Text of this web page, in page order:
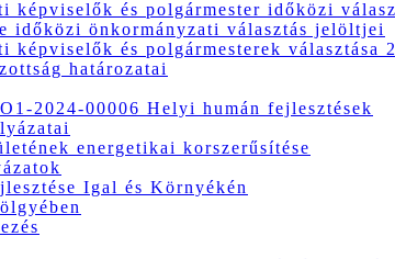
képviselők és polgármester időközi
időközi önkormányzati választás jelöltjei
képviselők és polgármesterek választása
határozatai
2024-00006 Helyi humán fejlesztések
energetikai korszerűsítése
Igal és Környékén